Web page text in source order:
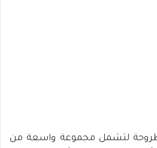
لتشمل مجموعة واسعة من